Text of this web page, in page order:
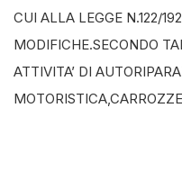
CUI ALLA LEGGE N.122/
MODIFICHE.SECONDO
ATTIVITA’ DI